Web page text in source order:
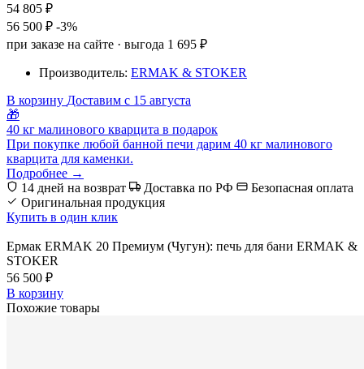
54 805 ₽
56 500 ₽ -3%
при заказе на сайте · выгода 1 695 ₽
Производитель: ERMAK & STOKER
В корзину Доставим с 15 августа
🎁
40 кг малинового кварцита в подарок
При покупке любой банной печи дарим 40 кг малинового
кварцита для каменки.
Подробнее →
14 дней на возврат
Доставка по РФ
Безопасная оплата
Оригинальная продукция
Купить в один клик
Ермак ERMAK 20 Премиум (Чугун): печь для бани ERMAK &
STOKER
56 500 ₽
В корзину
Похожие товары